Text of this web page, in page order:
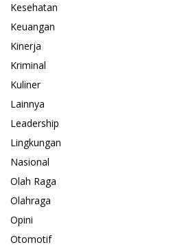
Kesehatan
Keuangan
Kinerja
Kriminal
Kuliner
Lainnya
Leadership
Lingkungan
Nasional
Olah Raga
Olahraga
Opini
Otomotif